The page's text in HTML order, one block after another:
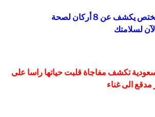
استشاري سعودي مختص يكشف عن 8 أركان لصحة
لسلامتك
تكشف مفاجاة قلبت حياتها راسا على
الى غناء